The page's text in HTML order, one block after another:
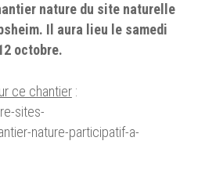
nature du site naturelle
Il aura lieu le samedi
octobre.
ce chantier:
sites-
nature-participatif-a-